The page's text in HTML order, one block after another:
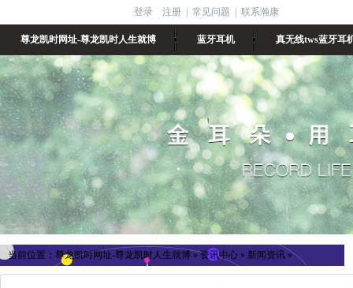
登录 注册 常见问题 联系瀚康
尊龙凯时网址-尊龙凯时人生就博 蓝牙耳机 真无线tws蓝牙耳
当前位置： 尊龙凯时网址-尊龙凯时人生就博»资讯中心 » 新闻资讯 »